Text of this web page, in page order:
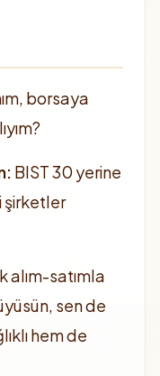
borsaya
BIST 30 yerine
şirketler
alım-satımla
sen de
hem de